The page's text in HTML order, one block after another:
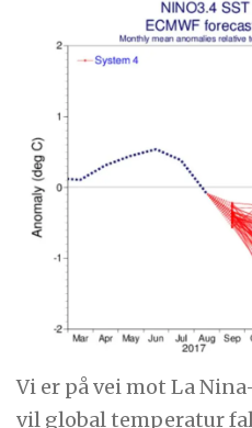
Vi er på vei mot La
vil global temperatur